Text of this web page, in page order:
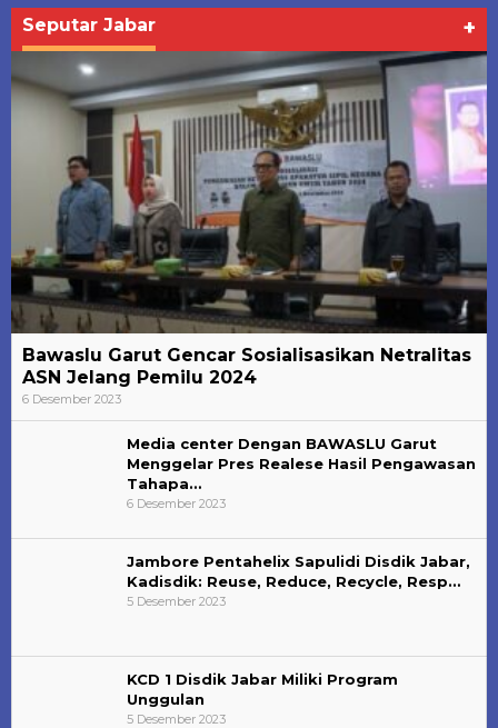
Seputar Jabar +
Bawaslu Garut Gencar Sosialisasikan Netralitas
ASN Jelang Pemilu 2024
6 Desember 2023
Media center Dengan BAWASLU Garut
Menggelar Pres Realese Hasil Pengawasan
Tahapa…
6 Desember 2023
Jambore Pentahelix Sapulidi Disdik Jabar,
Kadisdik: Reuse, Reduce, Recycle, Resp…
5 Desember 2023
KCD 1 Disdik Jabar Miliki Program
Unggulan
5 Desember 2023